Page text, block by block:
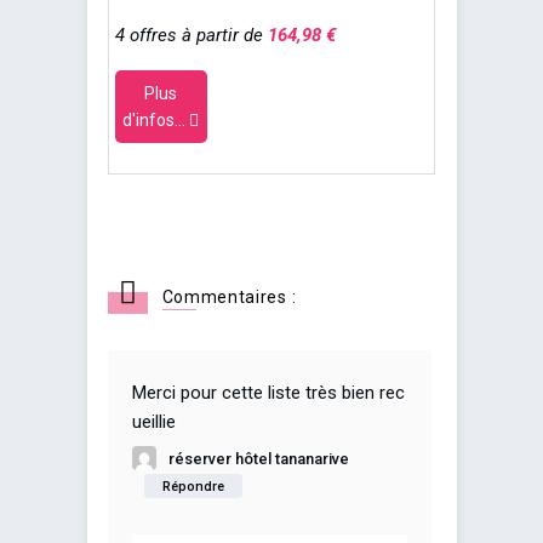
4 offres à partir de 164,98 €
Plus
d'infos...
Commentaires :
Merci pour cette liste très bien rec
ueillie
réserver hôtel tananarive
Répondre